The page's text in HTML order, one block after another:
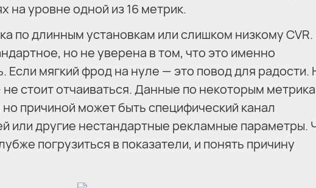
на уровне одной из 16 метрик.
по длинным установкам или слишком низкому CVR.
но не уверена в том, что это именно
Если мягкий фрод на нуле — это повод для радости.
стоит отчаиваться. Данные по некоторым
причиной может быть специфический канал
или другие нестандартные рекламные параметры.
погрузиться в показатели, и понять причину